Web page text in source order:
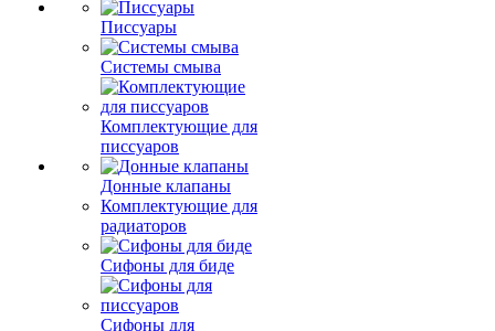
Писсуары
Системы смыва
Комплектующие для
писсуаров
Донные клапаны
Комплектующие для
радиаторов
Сифоны для биде
Сифоны для